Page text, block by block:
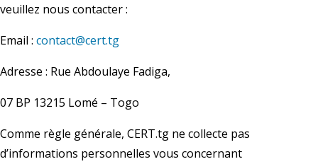
veuillez nous contacter :
Email : contact@cert.tg
Adresse : Rue Abdoulaye Fadiga,
07 BP 13215 Lomé – Togo
Comme règle générale, CERT.tg ne collecte pas
d’informations personnelles vous concernant